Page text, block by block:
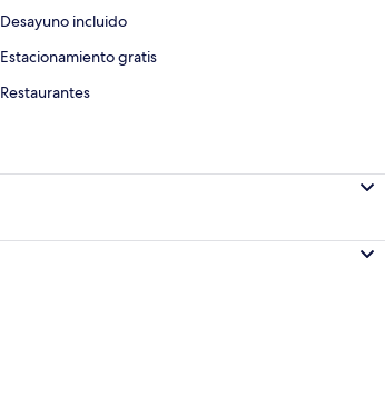
Desayuno incluido
Estacionamiento gratis
Restaurantes